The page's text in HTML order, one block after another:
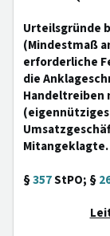
Urteilsgründe
(Mindestmaß
erforderliche
die
Mitangeklagte.
§357StPO; §